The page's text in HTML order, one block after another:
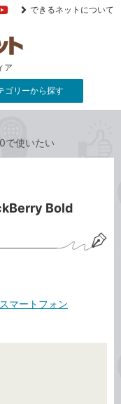
ア
YouTube
できるネットについて
ゴリーから探す
で使いたい
Bold
スマートフォン